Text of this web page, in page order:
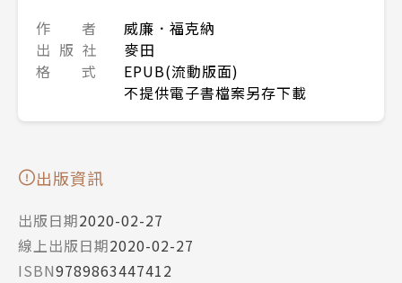
作 者
威廉．福克納
出 版 社
麥田
格 式
EPUB(流動版面)
不提供電子書檔案另存下載
出版資訊
出版日期2020-02-27
線上出版日期2020-02-27
ISBN9789863447412